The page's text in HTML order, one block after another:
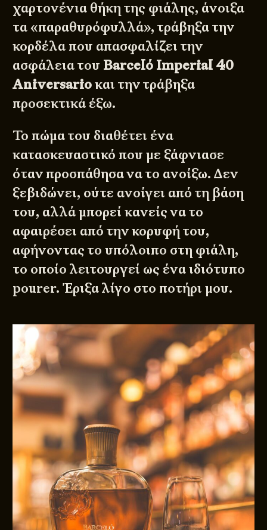
χαρτονένια θήκη της φιάλης, άνοιξα
τα «παραθυρόφυλλά», τράβηξα την
κορδέλα που απασφαλίζει την
ασφάλεια του Barceló Imperial 40
Aniversarioκαι την τράβηξα
προσεκτικά έξω.
Το πώμα του διαθέτει ένα
κατασκευαστικό που με ξάφνιασε
όταν προσπάθησα να το ανοίξω. Δεν
ξεβιδώνει, ούτε ανοίγει από τη βάση
του, αλλά μπορεί κανείς να το
αφαιρέσει από την κορυφή του,
αφήνοντας το υπόλοιπο στη φιάλη,
το οποίο λειτουργεί ως ένα ιδιότυπο
pourer. Έριξα λίγο στο ποτήρι μου.